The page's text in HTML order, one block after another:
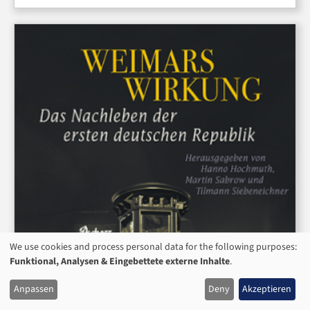
USAGE
OF
PERSONAL
We use cookies and process personal data for the following purposes:
Funktional, Analysen & Eingebettete externe Inhalte.
Anpassen Deny Akzeptieren